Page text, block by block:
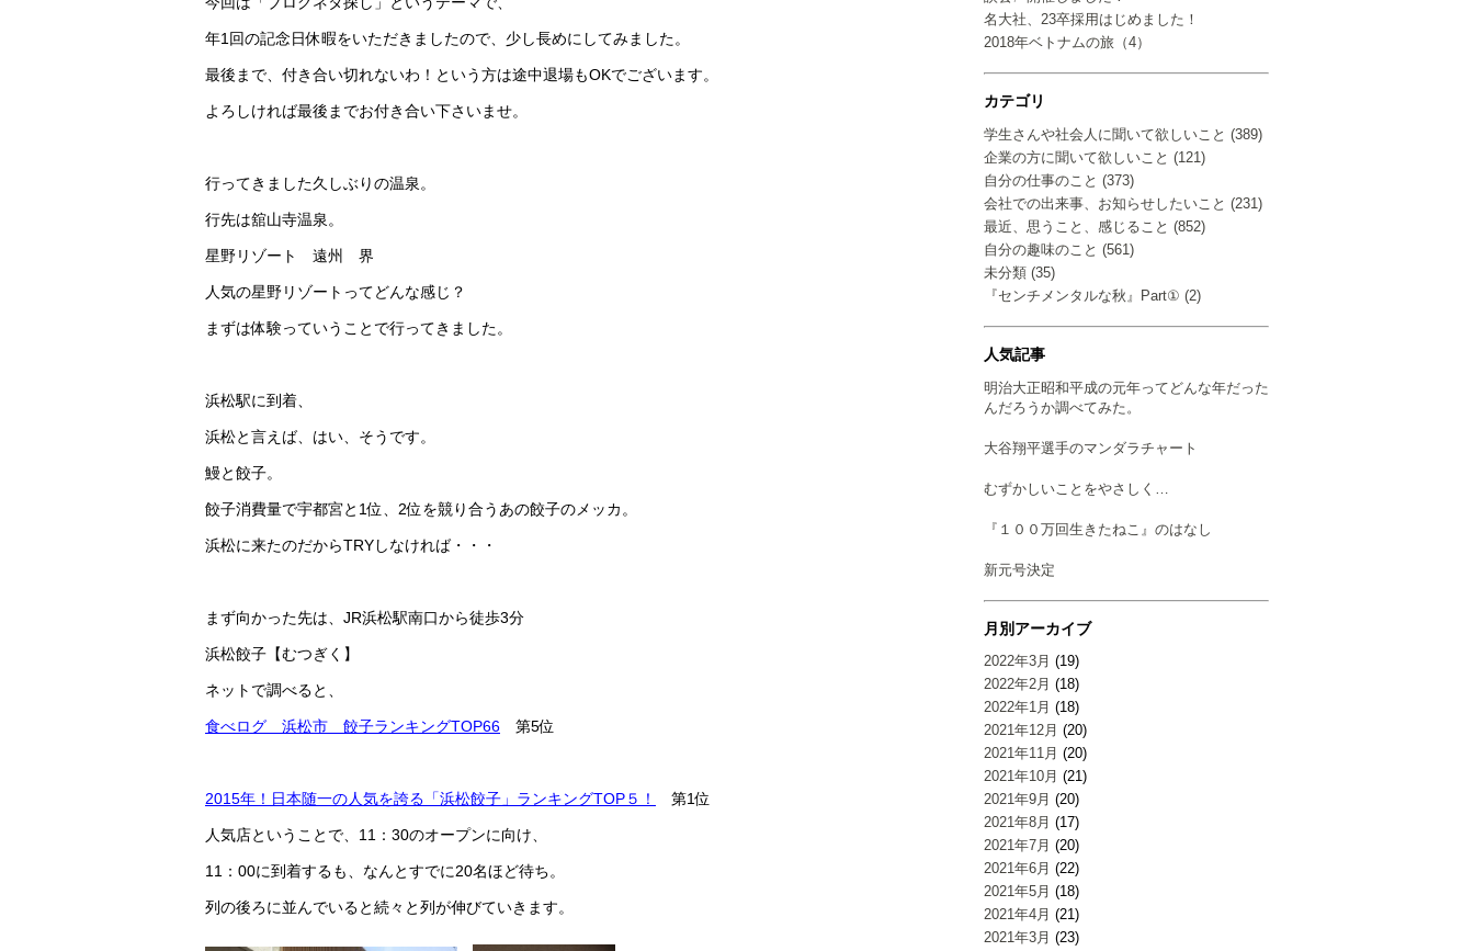
名大社、23卒採用はじめました！
2018年ベトナムの旅（4）
カテゴリ
学生さんや社会人に聞いて欲しいこと (389)
企業の方に聞いて欲しいこと (121)
自分の仕事のこと (373)
会社での出来事、お知らせしたいこと (231)
最近、思うこと、感じること (852)
自分の趣味のこと (561)
未分類 (35)
『センチメンタルな秋』Part① (2)
人気記事
明治大正昭和平成の元年ってどんな年だった
んだろうか調べてみた。
大谷翔平選手のマンダラチャート
むずかしいことをやさしく…
『１００万回生きたねこ』のはなし
新元号決定
月別アーカイブ
2022年3月 (19)
2022年2月 (18)
2022年1月 (18)
2021年12月 (20)
2021年11月 (20)
2021年10月 (21)
2021年9月 (20)
2021年8月 (17)
2021年7月 (20)
2021年6月 (22)
2021年5月 (18)
2021年4月 (21)
2021年3月 (23)
年1回の記念日休暇をいただきましたので、少し長めにしてみました。
最後まで、付き合い切れないわ！という方は途中退場もOKでございます。
よろしければ最後までお付き合い下さいませ。
行ってきました久しぶりの温泉。
行先は舘山寺温泉。
星野リゾート 遠州 界
人気の星野リゾートってどんな感じ？
まずは体験っていうことで行ってきました。
浜松駅に到着、
浜松と言えば、はい、そうです。
鰻と餃子。
餃子消費量で宇都宮と1位、2位を競り合うあの餃子のメッカ。
浜松に来たのだからTRYしなければ・・・
まず向かった先は、JR浜松駅南口から徒歩3分
浜松餃子【むつぎく】
ネットで調べると、
食べログ 浜松市 餃子ランキングTOP66 第5位
2015年！日本随一の人気を誇る「浜松餃子」ランキングTOP５！ 第1位
人気店ということで、11：30のオープンに向け、
11：00に到着するも、なんとすでに20名ほど待ち。
列の後ろに並んでいると続々と列が伸びていきます。